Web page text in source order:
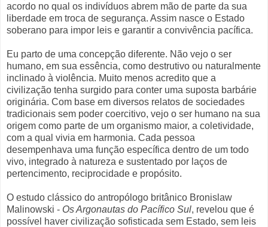
acordo no qual os indivíduos abrem mão de parte da sua
liberdade em troca de segurança. Assim nasce o Estado
soberano para impor leis e garantir a convivência pacífica.
Eu parto de uma concepção diferente. Não vejo o ser
humano, em sua essência, como destrutivo ou naturalmente
inclinado à violência. Muito menos acredito que a
civilização tenha surgido para conter uma suposta barbárie
originária. Com base em diversos relatos de sociedades
tradicionais sem poder coercitivo, vejo o ser humano na sua
origem como parte de um organismo maior, a coletividade,
com a qual vivia em harmonia. Cada pessoa
desempenhava uma função específica dentro de um todo
vivo, integrado à natureza e sustentado por laços de
pertencimento, reciprocidade e propósito.
O estudo clássico do antropólogo britânico Bronislaw
Malinowski - Os Argonautas do Pacífico Sul, revelou que é
possível haver civilização sofisticada sem Estado, sem leis